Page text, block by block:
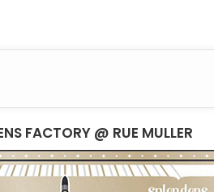
FACTORY @ RUE MULLER